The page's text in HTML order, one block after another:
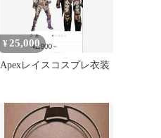
¥ 25,000
Apexレイスコスプレ衣装